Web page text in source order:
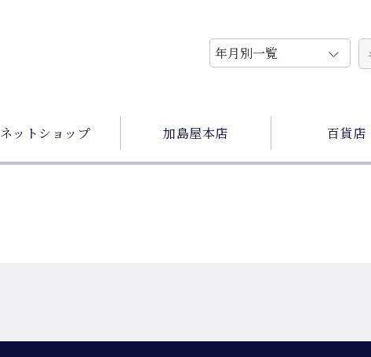
ネットショップ 加島屋本店 百貨店